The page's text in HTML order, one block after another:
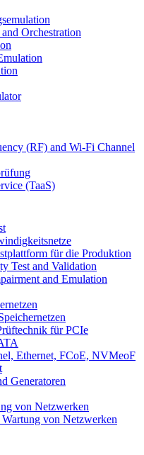
Orchestration
(RF) and Wi-Fi Channel
(TaaS)
für die Produktion
Test and Validation
and Emulation
für PCIe
Ethernet, FCoE, NVMeoF
Generatoren
von Netzwerken
von Netzwerken